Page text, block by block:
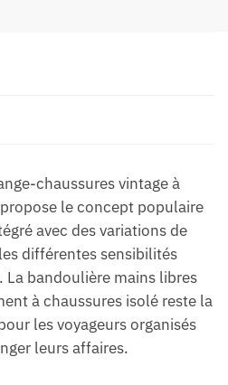
chaussures vintage à
le concept populaire
avec des variations de
différentes sensibilités
bandoulière mains libres
à chaussures isolé reste la
les voyageurs organisés
leurs affaires.